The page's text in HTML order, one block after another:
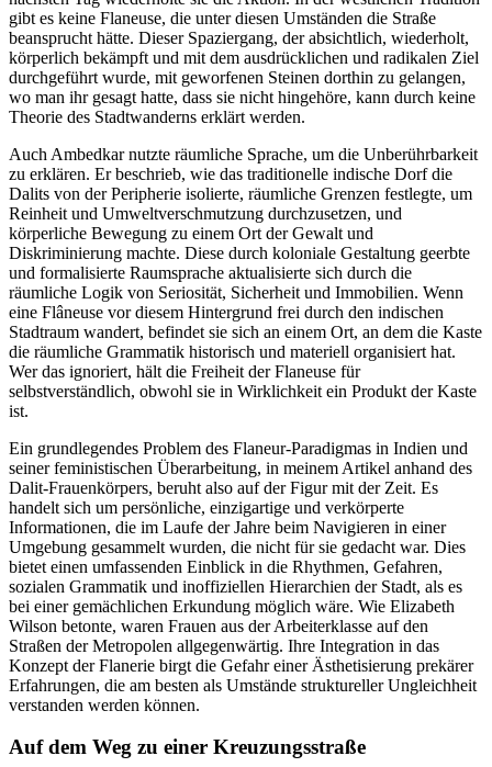
gibt es keine Flaneuse, die unter diesen Umständen die Straße
beansprucht hätte. Dieser Spaziergang, der absichtlich, wiederholt,
körperlich bekämpft und mit dem ausdrücklichen und radikalen Ziel
durchgeführt wurde, mit geworfenen Steinen dorthin zu gelangen,
wo man ihr gesagt hatte, dass sie nicht hingehöre, kann durch keine
Theorie des Stadtwanderns erklärt werden.
Auch Ambedkar nutzte räumliche Sprache, um die Unberührbarkeit
zu erklären. Er beschrieb, wie das traditionelle indische Dorf die
Dalits von der Peripherie isolierte, räumliche Grenzen festlegte, um
Reinheit und Umweltverschmutzung durchzusetzen, und
körperliche Bewegung zu einem Ort der Gewalt und
Diskriminierung machte. Diese durch koloniale Gestaltung geerbte
und formalisierte Raumsprache aktualisierte sich durch die
räumliche Logik von Seriosität, Sicherheit und Immobilien. Wenn
eine Flâneuse vor diesem Hintergrund frei durch den indischen
Stadtraum wandert, befindet sie sich an einem Ort, an dem die Kaste
die räumliche Grammatik historisch und materiell organisiert hat.
Wer das ignoriert, hält die Freiheit der Flaneuse für
selbstverständlich, obwohl sie in Wirklichkeit ein Produkt der Kaste
ist.
Ein grundlegendes Problem des Flaneur-Paradigmas in Indien und
seiner feministischen Überarbeitung, in meinem Artikel anhand des
Dalit-Frauenkörpers, beruht also auf der Figur mit der Zeit. Es
handelt sich um persönliche, einzigartige und verkörperte
Informationen, die im Laufe der Jahre beim Navigieren in einer
Umgebung gesammelt wurden, die nicht für sie gedacht war. Dies
bietet einen umfassenden Einblick in die Rhythmen, Gefahren,
sozialen Grammatik und inoffiziellen Hierarchien der Stadt, als es
bei einer gemächlichen Erkundung möglich wäre. Wie Elizabeth
Wilson betonte, waren Frauen aus der Arbeiterklasse auf den
Straßen der Metropolen allgegenwärtig. Ihre Integration in das
Konzept der Flanerie birgt die Gefahr einer Ästhetisierung prekärer
Erfahrungen, die am besten als Umstände struktureller Ungleichheit
verstanden werden können.
Auf dem Weg zu einer Kreuzungsstraße